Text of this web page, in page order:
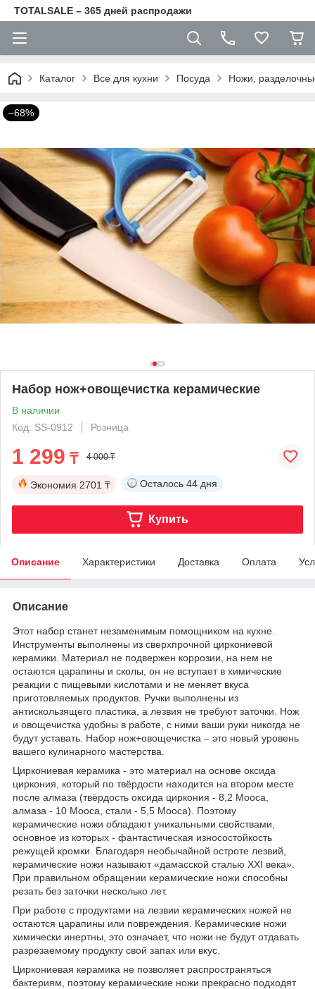
TOTALSALE – 365 дней распродажи
Каталог Все для кухни Посуда Ножи,
–68%
Набор нож+овощечистка керамические
В наличии
Код: SS-0912
Розница
1 299 ₸ 4 000 ₸
Экономия 2701 ₸ Осталось 44 дня
Купить
Описание Характеристики Доставка Оплата
Описание
Этот набор станет незаменимым помощником на кухне.
Инструменты выполнены из сверхпрочной циркониевой
керамики. Материал не подвержен коррозии, на нем не
остаются царапины и сколы, он не вступает в химические
реакции с пищевыми кислотами и не меняет вкуса
приготовляемых продуктов. Ручки выполнены из
антискользящего пластика, а лезвия не требуют заточки. Нож
и овощечистка удобны в работе, с ними ваши руки никогда не
будут уставать. Набор нож+овощечистка – это новый уровень
вашего кулинарного мастерства.
Циркониевая керамика - это материал на основе оксида
циркония, который по твёрдости находится на втором месте
после алмаза (твёрдость оксида циркония - 8,2 Мооса,
алмаза - 10 Мооса, стали - 5,5 Мооса). Поэтому
керамические ножи обладают уникальными свойствами,
основное из которых - фантастическая износостойкость
режущей кромки. Благодаря необычайной остроте лезвий,
керамические ножи называют «дамасской сталью XXI века».
При правильном обращении керамические ножи способны
резать без заточки несколько лет.
При работе с продуктами на лезвии керамических ножей не
остаются царапины или повреждения. Керамические ножи
химически инертны, это означает, что ножи не будут отдавать
разрезаемому продукту свой запах или вкус.
Циркониевая керамика не позволяет распространяться
бактериям, поэтому керамические ножи прекрасно подходят